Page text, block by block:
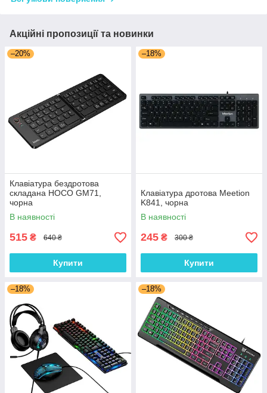
Акційні пропозиції та новинки
–20%
Клавіатура бездротова
складана HOCO GM71,
чорна
В наявності
515 ₴ 640 ₴
Купити
–18%
Клавіатура дротова Meetion
K841, чорна
В наявності
245 ₴ 300 ₴
Купити
–18% –18%